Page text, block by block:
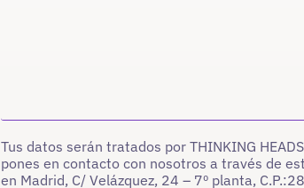
Tus datos serán tratados por THINKING
pones en contacto con nosotros a través de
en Madrid, C/ Velázquez, 24 – 7º planta,